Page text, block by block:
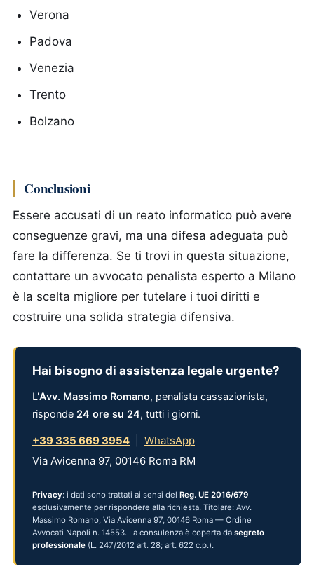
Verona
Padova
Venezia
Trento
Bolzano
Conclusioni
Essere accusati di un reato informatico può avere
conseguenze gravi, ma una difesa adeguata può
fare la differenza. Se ti trovi in questa situazione,
contattare un avvocato penalista esperto a Milano
è la scelta migliore per tutelare i tuoi diritti e
costruire una solida strategia difensiva.
Hai bisogno di assistenza legale urgente?
L'Avv. Massimo Romano, penalista cassazionista,
risponde 24 ore su 24, tutti i giorni.
+39 335 669 3954
WhatsApp
Via Avicenna 97, 00146 Roma RM
Privacy: i dati sono trattati ai sensi del Reg. UE 2016/679
esclusivamente per rispondere alla richiesta. Titolare: Avv.
Massimo Romano, Via Avicenna 97, 00146 Roma — Ordine
Avvocati Napoli n. 14553. La consulenza è coperta da segreto
professionale (L. 247/2012 art. 28; art. 622 c.p.).